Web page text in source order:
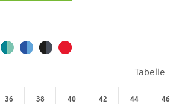
Tabelle
36 38 40 42 44 46